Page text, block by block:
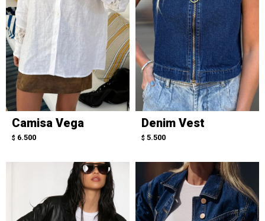
Camisa Vega
$ 6.500
Denim Vest
$ 5.500